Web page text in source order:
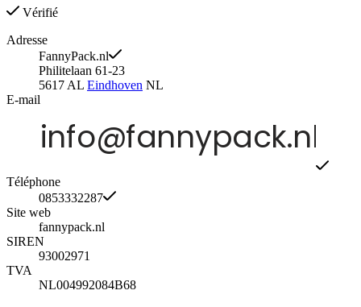
Vérifié
Adresse
FannyPack.nl
Philitelaan 61-23
5617 AL Eindhoven NL
E-mail
Téléphone
0853332287
Site web
fannypack.nl
SIREN
93002971
TVA
NL004992084B68